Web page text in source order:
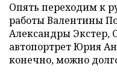
Опять переходим к
работы Валентины
Александры Экстер,
автопортрет Юрия
конечно, можно